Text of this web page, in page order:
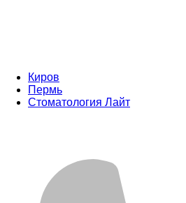
Киров
Пермь
Стоматология Лайт